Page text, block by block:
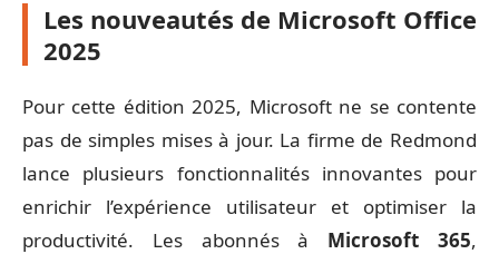
Les nouveautés de Microsoft Office
2025
Pour cette édition 2025, Microsoft ne se contente
pas de simples mises à jour. La firme de Redmond
lance plusieurs fonctionnalités innovantes pour
enrichir l’expérience utilisateur et optimiser la
productivité. Les abonnés à Microsoft 365,